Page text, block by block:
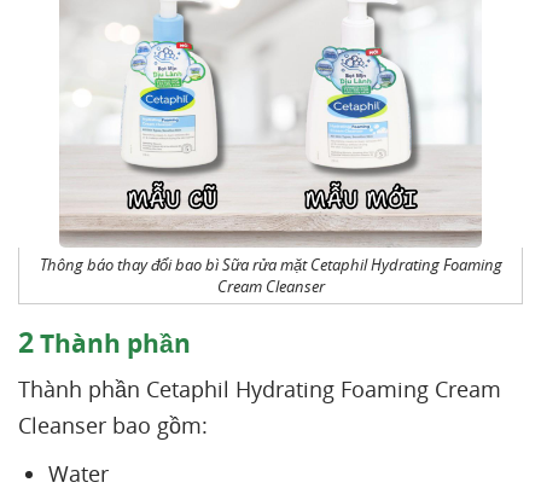
Thông báo thay đổi bao bì Sữa rửa mặt Cetaphil Hydrating Foaming
Cream Cleanser
2Thành phần
Thành phần Cetaphil Hydrating Foaming Cream
Cleanser bao gồm:
Water